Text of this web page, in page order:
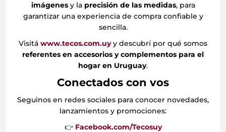
imágenesy la precisión de las medidas, para
garantizar una experiencia de compra confiable y
sencilla.
Visitá www.tecos.com.uyy descubrí por qué somos
referentes en accesorios y complementos para el
hogar en Uruguay.
Conectados con vos
Seguinos en redes sociales para conocer novedades,
lanzamientos y promociones:
👉 Facebook.com/Tecosuy